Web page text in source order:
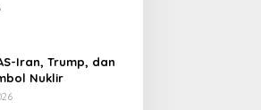
Iran, Trump, dan
Nuklir